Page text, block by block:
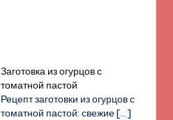
Заготовка из огурцов с
томатной пастой
Рецепт заготовки из огурцов с
томатной пастой: свежие[…]